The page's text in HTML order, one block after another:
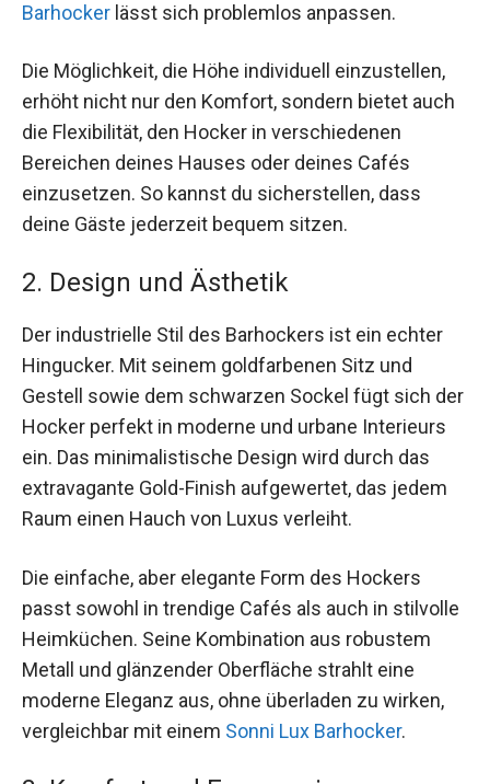
Barhocker lässt sich problemlos anpassen.
Die Möglichkeit, die Höhe individuell einzustellen,
erhöht nicht nur den Komfort, sondern bietet auch
die Flexibilität, den Hocker in verschiedenen
Bereichen deines Hauses oder deines Cafés
einzusetzen. So kannst du sicherstellen, dass
deine Gäste jederzeit bequem sitzen.
2. Design und Ästhetik
Der industrielle Stil des Barhockers ist ein echter
Hingucker. Mit seinem goldfarbenen Sitz und
Gestell sowie dem schwarzen Sockel fügt sich der
Hocker perfekt in moderne und urbane Interieurs
ein. Das minimalistische Design wird durch das
extravagante Gold-Finish aufgewertet, das jedem
Raum einen Hauch von Luxus verleiht.
Die einfache, aber elegante Form des Hockers
passt sowohl in trendige Cafés als auch in stilvolle
Heimküchen. Seine Kombination aus robustem
Metall und glänzender Oberfläche strahlt eine
moderne Eleganz aus, ohne überladen zu wirken,
vergleichbar mit einem Sonni Lux Barhocker.